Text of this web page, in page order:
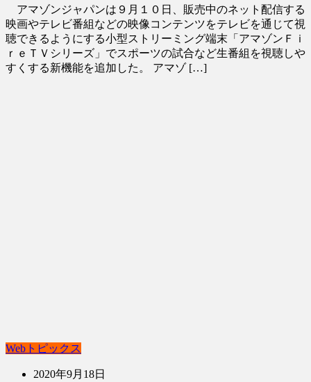
アマゾンジャパンは９月１０日、販売中のネット配信する
映画やテレビ番組などの映像コンテンツをテレビを通じて視
聴できるようにする小型ストリーミング端末「アマゾンＦｉ
ｒｅＴＶシリーズ」でスポーツの試合など生番組を視聴しや
すくする新機能を追加した。 アマゾ […]
Webトピックス
2020年9月18日